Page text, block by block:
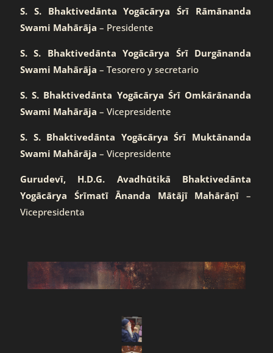
S. S. Bhaktivedānta Yogācārya Śrī Rāmānanda
Swami Mahārāja – Presidente
S. S. Bhaktivedānta Yogācārya Śrī Durgānanda
Swami Mahārāja – Tesorero y secretario
S. S. Bhaktivedānta Yogācārya Śrī Omkārānanda
Swami Mahārāja – Vicepresidente
S. S. Bhaktivedānta Yogācārya Śrī Muktānanda
Swami Mahārāja – Vicepresidente
Gurudevī, H.D.G. Avadhūtikā Bhaktivedānta
Yogācārya Śrīmatī Ānanda Mātājī Mahārāṇī –
Vicepresidenta